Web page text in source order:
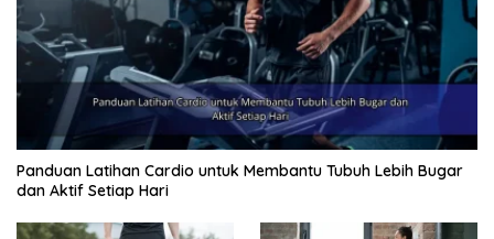
Panduan Latihan Cardio untuk Membantu Tubuh Lebih Bugar
dan Aktif Setiap Hari